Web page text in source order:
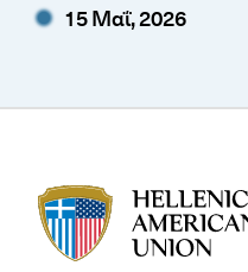
15 Μαΐ, 2026